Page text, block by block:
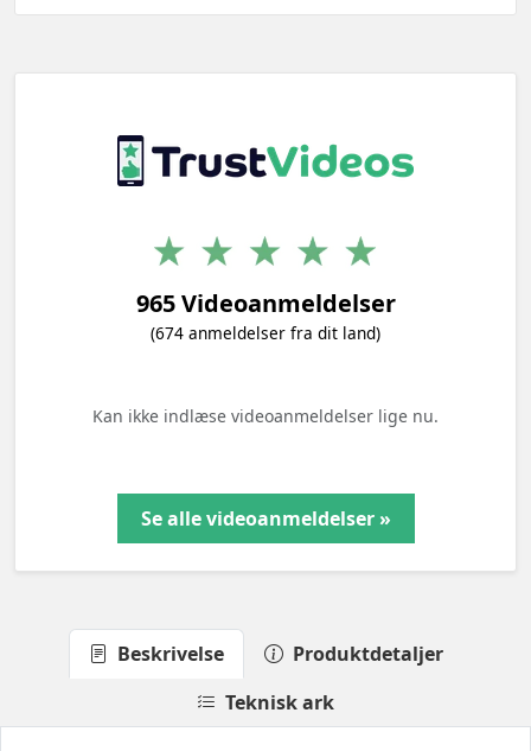
965 Videoanmeldelser
(674 anmeldelser fra dit land)
Kan ikke indlæse videoanmeldelser lige nu.
Se alle videoanmeldelser »
Beskrivelse
Produktdetaljer
Teknisk ark